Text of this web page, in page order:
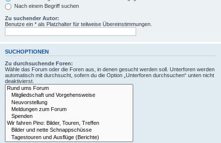
Nach einem Begriff suchen
Zu suchender Autor:
Benutze ein * als Platzhalter für teilweise Übereinstimmungen.
SUCHOPTIONEN
Zu durchsuchende Foren:
Wähle das Forum oder die Foren aus, in denen gesucht werden soll. Unterforen werden
automatisch mit durchsucht, sofern du die Option „Unterforen durchsuchen“ unten nicht
deaktivierst.